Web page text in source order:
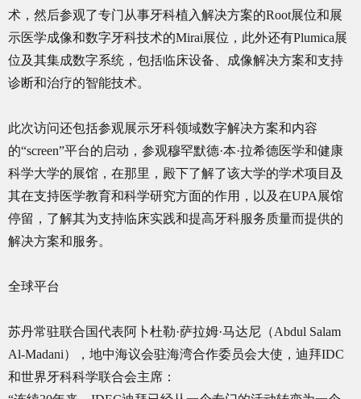
术，然后参观了专门从事牙科植入解决方案的Root展位和展
示医学成像和数字牙科技术的Mirai展位，此外还有Plumica展
位及其集成数字系统，包括临床设备、成像解决方案和支持
诊断和治疗的智能技术。
此次访问还包括参观展示牙科领域数字解决方案和内容
的“screen”平台的启动，参观穆罕默德·本·拉希德医学和健康
科学大学的展馆，在那里，殿下了解了该大学的学术项目及
其在支持医学教育和科学研究方面的作用，以及在UPA展馆
停留，了解其为支持临床实践和提高牙科服务质量而提供的
解决方案和服务。
全球平台
苏丹常驻联合国代表阿卜杜勒·萨拉姆·马达尼（Abdul Salam
Al-Madani），地中海议会驻海湾合作委员会大使，迪拜IDC
和世界牙科科学联合会主席：